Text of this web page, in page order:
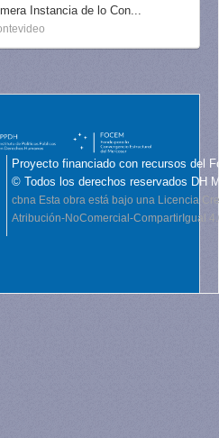
Instancia de lo Con...
Proyecto financiado con recursos del
© Todos los derechos reservados DH
cbna Esta obra está bajo una Licencia
Atribución-NoComercial-CompartirIgual